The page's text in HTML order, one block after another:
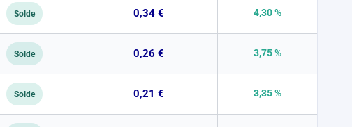
Solde 0,34 € 4,30 %
Solde 0,26 € 3,75 %
Solde 0,21 € 3,35 %